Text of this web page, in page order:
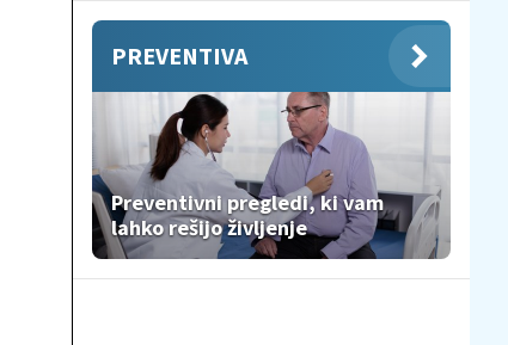
PREVENTIVA
Preventivni pregledi, ki vam
lahko rešijo življenje